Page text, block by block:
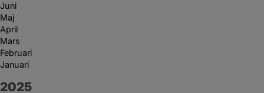
Juni
Maj
April
Mars
Februari
Januari
År:
2025